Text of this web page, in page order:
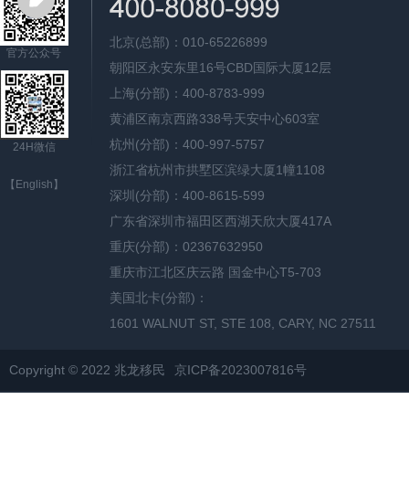
官方公众号
24H微信
【English】
北京(总部)：010-65226899
朝阳区永安东里16号CBD国际大厦12层
上海(分部)：400-8783-999
黄浦区南京西路338号天安中心603室
杭州(分部)：400-997-5757
浙江省杭州市拱墅区滨绿大厦1幢1108
深圳(分部)：400-8615-599
广东省深圳市福田区西湖天欣大厦417A
重庆(分部)：02367632950
重庆市江北区庆云路 国金中心T5-703
美国北卡(分部)：
1601 WALNUT ST, STE 108, CARY, NC 27511
Copyright © 2022 兆龙移民 京ICP备2023007816号